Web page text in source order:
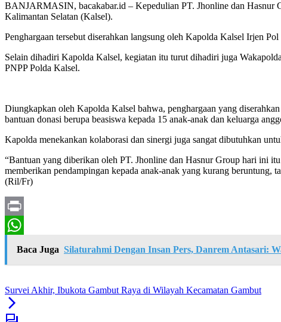
BANJARMASIN, bacakabar.id – Kepedulian PT. Jhonline dan Hasnur
Kalimantan Selatan (Kalsel).
Penghargaan tersebut diserahkan langsung oleh Kapolda Kalsel Irjen
Selain dihadiri Kapolda Kalsel, kegiatan itu turut dihadiri juga
PNPP Polda Kalsel.
Diungkapkan oleh Kapolda Kalsel bahwa, penghargaan yang
bantuan donasi berupa beasiswa kepada 15 anak-anak dan keluarga
Kapolda menekankan kolaborasi dan sinergi juga sangat dibutuhkan
“Bantuan yang diberikan oleh PT. Jhonline dan Hasnur Group hari ini
memberikan pendampingan kepada anak-anak yang kurang beruntung,
(Ril/Fr)
Print
WhatsApp
Baca Juga Silaturahmi Dengan Insan Pers, Danrem Antasari:
Survei Akhir, Ibukota Gambut Raya di Wilayah Kecamatan Gambut